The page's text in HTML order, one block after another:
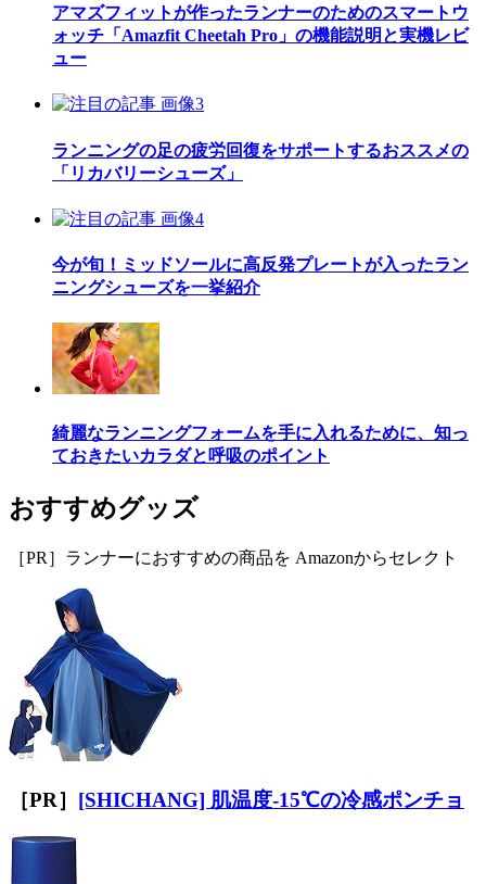
アマズフィットが作ったランナーのためのスマートウ
ォッチ「Amazfit Cheetah Pro」の機能説明と実機レビ
ュー
ランニングの足の疲労回復をサポートするおススメの
「リカバリーシューズ」
今が旬！ミッドソールに高反発プレートが入ったラン
ニングシューズを一挙紹介
綺麗なランニングフォームを手に入れるために、知っ
ておきたいカラダと呼吸のポイント
おすすめグッズ
［PR］ランナーにおすすめの商品を Amazonからセレクト
［PR］ [SHICHANG] 肌温度-15℃の冷感ポンチョ